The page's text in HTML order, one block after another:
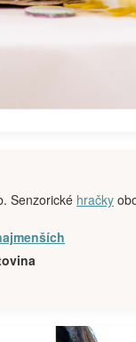
Senzorické hračky